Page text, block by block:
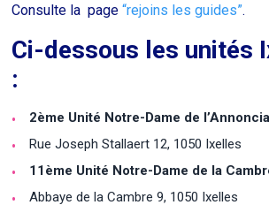
Consulte la page “rejoins les guides”.
Ci-dessous les unités
:
2ème Unité Notre-Dame de
Rue Joseph Stallaert 12, 1050 Ixelles
11ème Unité Notre-Dame de la
Abbaye de la Cambre 9, 1050 Ixelles